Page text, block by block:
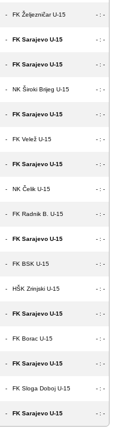
- FK Željezničar U-15 - : -
- FK Sarajevo U-15 - : -
- FK Sarajevo U-15 - : -
- NK Široki Brijeg U-15 - : -
- FK Sarajevo U-15 - : -
- FK Velež U-15 - : -
- FK Sarajevo U-15 - : -
- NK Čelik U-15 - : -
- FK Radnik B. U-15 - : -
- FK Sarajevo U-15 - : -
- FK BSK U-15 - : -
- HŠK Zrinjski U-15 - : -
- FK Sarajevo U-15 - : -
- FK Borac U-15 - : -
- FK Sarajevo U-15 - : -
- FK Sloga Doboj U-15 - : -
- FK Sarajevo U-15 - : -